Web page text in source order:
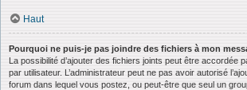
Haut
Pourquoi ne puis-je pas joindre des fichiers à mon
La possibilité d’ajouter des fichiers joints peut être accordée
par utilisateur. L’administrateur peut ne pas avoir autorisé
forum dans lequel vous postez, ou peut-être que seul un